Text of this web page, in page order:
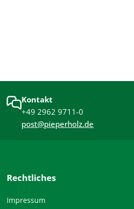
Kontakt
+49 2962 9711-0
post@pieperholz.de
Rechtliches
Impressum